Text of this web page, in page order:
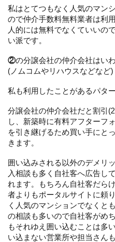
私はとてつもなく人気のマン
ので仲介手数料無料業者は利
人的には無料でなくていいの
い派です。
②の分譲会社の仲介会社はい
(ノムコムやリハウスなどなど)
私も利用したことがあるパター
分譲会社の仲介会社だと割引
し、新築時に有料アフターフ
を引き継げるため買い手にと
きます。
囲い込みされる以外のデメリ
入相談も多く自社客へ広告し
れます。もちろん自社客だら
者よりもポータルサイトに頼
く人気のマンションでなくと
の相談も多いので自社客がめ
もそれゆえ囲い込むことは多
い込まない営業所や担当さん